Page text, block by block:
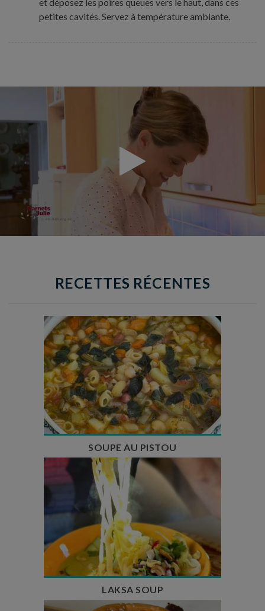
petites cavités. Servez à température ambiante.
RECETTES RÉCENTES
Temps de préparation : 35 min
Temps de cuisson : 1h15
Nombre de couverts : 8
SOUPE AU PISTOU
Temps de préparation : 40 min
Temps de cuisson : 25 min
Nombre de couverts : 4
LAKSA SOUP